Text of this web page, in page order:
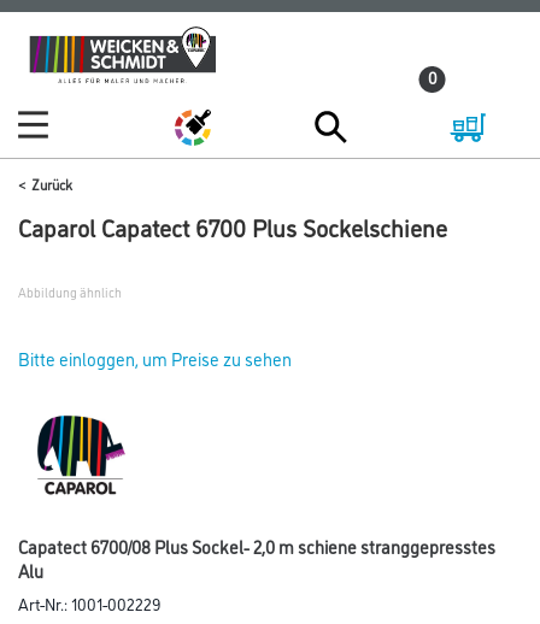
Zum
Inhalt
Zum
Navigationsmenü
0
Zurück
Caparol Capatect 6700 Plus Sockelschiene
Abbildung ähnlich
Bitte einloggen, um Preise zu sehen
Capatect 6700/08 Plus Sockel- 2,0 m schiene stranggepresstes
Alu
Art-Nr.:1001-002229